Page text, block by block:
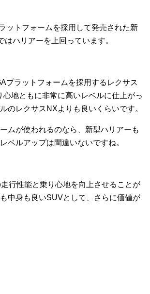
ットフォームを採用して発売された新
はハリアーを上回っています。
プラットフォームを採用するレクサス
心地ともに非常に高いレベルに仕上がっ
のレクサスNXよりも良いくらいです。
ムが使われるのなら、新型ハリアーも
ベルアップは間違いないですね。
行性能と乗り心地を向上させることが
中身も良いSUVとして、さらに価値が